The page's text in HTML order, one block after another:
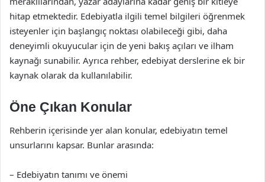
hitap etmektedir. Edebiyatla ilgili temel bilgileri öğrenmek
isteyenler için başlangıç noktası olabileceği gibi, daha
deneyimli okuyucular için de yeni bakış açıları ve ilham
kaynağı sunabilir. Ayrıca rehber, edebiyat derslerine ek bir
kaynak olarak da kullanılabilir.
Öne Çıkan Konular
Rehberin içerisinde yer alan konular, edebiyatın temel
unsurlarını kapsar. Bunlar arasında:
– Edebiyatın tanımı ve önemi